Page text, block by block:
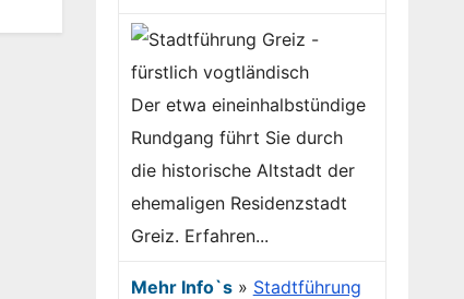
Der etwa eineinhalbstündige
Rundgang führt Sie durch
die historische Altstadt der
ehemaligen Residenzstadt
Greiz. Erfahren...
Mehr Info`s» Stadtführung